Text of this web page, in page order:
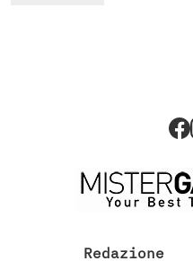
Redazione